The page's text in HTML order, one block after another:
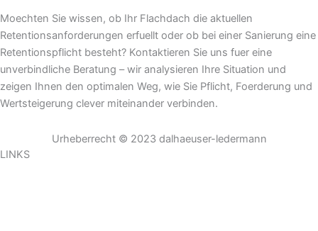
Moechten Sie wissen, ob Ihr Flachdach die aktuellen
Retentionsanforderungen erfuellt oder ob bei einer Sanierung eine
Retentionspflicht besteht? Kontaktieren Sie uns fuer eine
unverbindliche Beratung – wir analysieren Ihre Situation und
zeigen Ihnen den optimalen Weg, wie Sie Pflicht, Foerderung und
Wertsteigerung clever miteinander verbinden.
Urheberrecht © 2023 dalhaeuser-ledermann
LINKS